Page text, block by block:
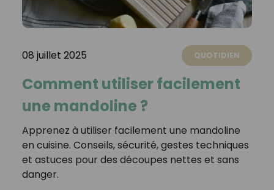
08 juillet 2025 QUOTIDIEN
Comment utiliser facilement
une mandoline ?
Apprenez à utiliser facilement une mandoline
en cuisine. Conseils, sécurité, gestes techniques
et astuces pour des découpes nettes et sans
danger.